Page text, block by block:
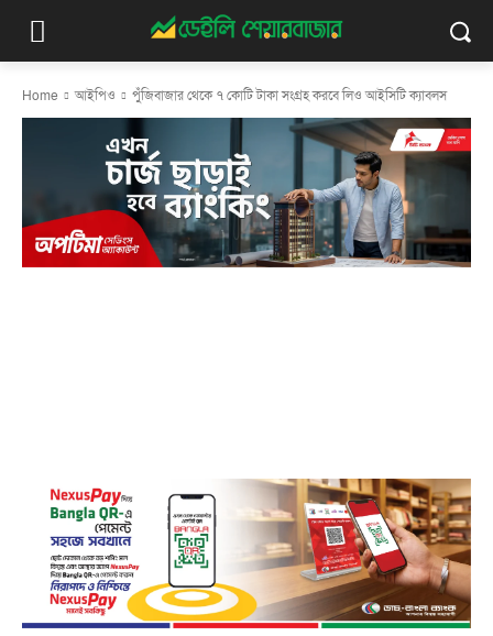
Home আইপিও পুঁজিবাজার থেকে ৭ কোটি টাকা সংগ্রহ করবে লিও আইসিটি ক্যাবলস